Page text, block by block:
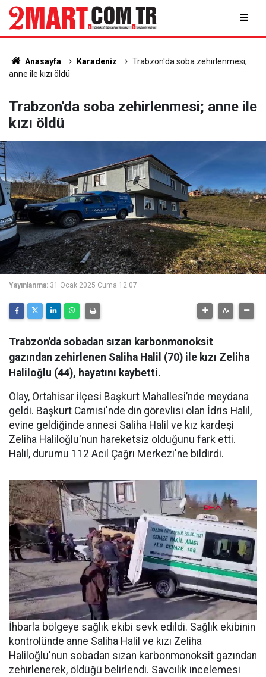
Anasayfa Karadeniz
Trabzon'da soba zehirlenmesi;
anne ile kızı öldü
Trabzon'da soba zehirlenmesi; anne ile
kızı öldü
Yayınlanma: 31 Ocak 2025 Cuma 12:07
Trabzon'da sobadan sızan karbonmonoksit
gazından zehirlenen Saliha Halil (70) ile kızı Zeliha
Haliloğlu (44), hayatını kaybetti.
Olay, Ortahisar ilçesi Başkurt Mahallesi’nde meydana
geldi. Başkurt Camisi'nde din görevlisi olan İdris Halil,
evine geldiğinde annesi Saliha Halil ve kız kardeşi
Zeliha Haliloğlu'nun hareketsiz olduğunu fark etti.
Halil, durumu 112 Acil Çağrı Merkezi'ne bildirdi.
İhbarla bölgeye sağlık ekibi sevk edildi. Sağlık ekibinin
kontrolünde anne Saliha Halil ve kızı Zeliha
Haliloğlu'nun sobadan sızan karbonmonoksit gazından
zehirlenerek, öldüğü belirlendi. Savcılık incelemesi